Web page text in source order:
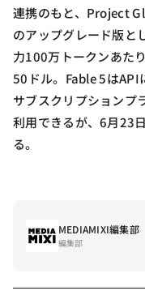
連携のもと、Project
のアップグレード版と
力100万トークンあた
50ドル。Fable 5はAPI
サブスクリプションプ
利用できるが、6月23
る。
MEDIAMIXI編集部
編集部